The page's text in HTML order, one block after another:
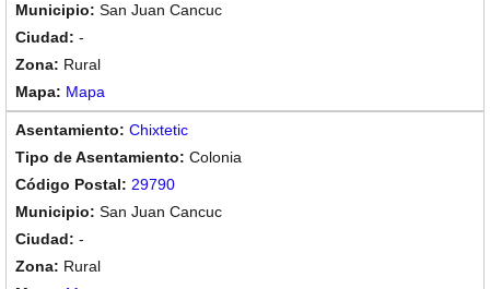
San Juan Cancuc
-
Rural
Mapa
Chixtetic
Colonia
29790
San Juan Cancuc
-
Rural